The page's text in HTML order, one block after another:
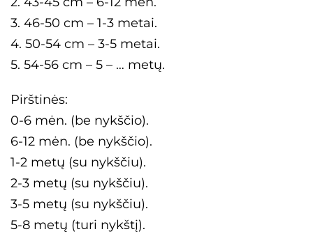
3. 46-50 cm – 1-3 metai.
4. 50-54 cm – 3-5 metai.
5. 54-56 cm – 5 – … metų.
Pirštinės:
0-6 mėn. (be nykščio).
6-12 mėn. (be nykščio).
1-2 metų (su nykščiu).
2-3 metų (su nykščiu).
3-5 metų (su nykščiu).
5-8 metų (turi nykštį).